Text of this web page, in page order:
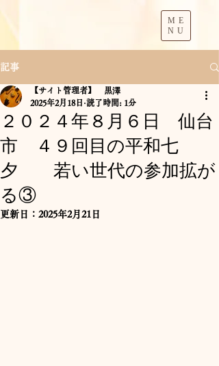
ME
NU
記事
２０２４年８月６日 仙台
市 ４９回目の平和七
夕 若い世代の参加拡が
る③
【サイト管理者】 黒澤
2025年2月18日 読了時間: 1分
更新日： 2025年2月21日